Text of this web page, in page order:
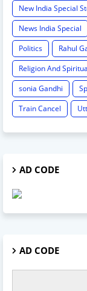
New India Special
News India Special
Politics
Rahul
Religion And
sonia Gandhi
Train Cancel
AD CODE
AD CODE